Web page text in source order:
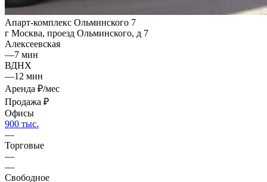
Апарт-комплекс Ольминского 7
г Москва, проезд Ольминского, д 7
Алексеевская
—7 мин
ВДНХ
—12 мин
Аренда ₽/мес
Продажа ₽
Офисы
900 тыс.
—
Торговые
—
—
Свободное